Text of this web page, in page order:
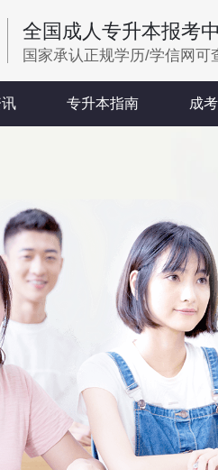
全国成人专升本报考
国家承认正规学历/学信网
专升本指南 成